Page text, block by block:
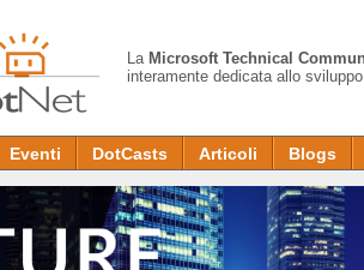
La Microsoft Technical
interamente dedicata allo
Eventi DotCasts Articoli Blogs